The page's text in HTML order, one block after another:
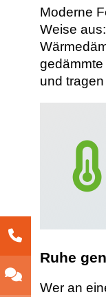
Moderne
Weise
und
Ruhe
Wer an